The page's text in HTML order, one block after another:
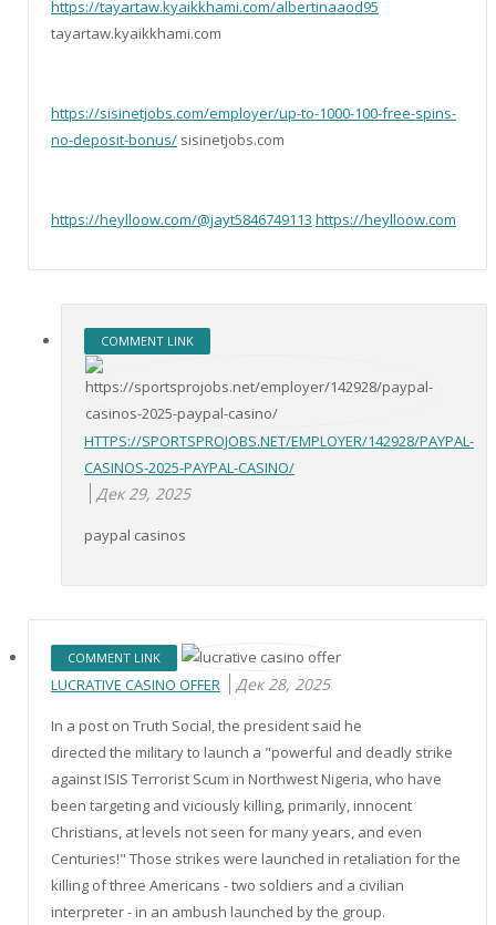
https://tayartaw.kyaikkhami.com/albertinaaod95
tayartaw.kyaikkhami.com
https://sisinetjobs.com/employer/up-to-1000-100-free-spins-
no-deposit-bonus/ sisinetjobs.com
https://heylloow.com/@jayt5846749113 https://heylloow.com
COMMENT LINK
HTTPS://SPORTSPROJOBS.NET/EMPLOYER/142928/PAYPAL-
CASINOS-2025-PAYPAL-CASINO/
Дек 29, 2025
paypal casinos
COMMENT LINK
LUCRATIVE CASINO OFFER Дек 28, 2025
In a post on Truth Social, the president said he
directed the military to launch a "powerful and deadly strike
against ISIS Terrorist Scum in Northwest Nigeria, who have
been targeting and viciously killing, primarily, innocent
Christians, at levels not seen for many years, and even
Centuries!" Those strikes were launched in retaliation for the
killing of three Americans - two soldiers and a civilian
interpreter - in an ambush launched by the group.